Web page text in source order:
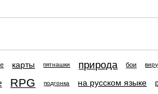
карты пятнашки природа бои
RPG подгонка на русском языке